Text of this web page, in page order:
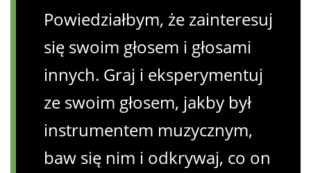
Powiedziałbym, że zainteresuj
się swoim głosem i głosami
innych. Graj i eksperymentuj
ze swoim głosem, jakby był
instrumentem muzycznym,
baw się nim i odkrywaj, co on